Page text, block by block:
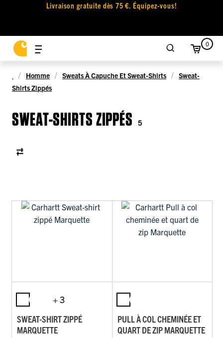
Livraison gratuite dès 75 €. Équipez-vous!
0
Homme Sweats À Capuche Et Sweat-Shirts
Sweat-
Shirts Zippés
SWEAT-SHIRTS ZIPPÉS 5
+ 3
SWEAT-SHIRT ZIPPÉ
MARQUETTE
PULL À COL CHEMINÉE ET
QUART DE ZIP MARQUETTE